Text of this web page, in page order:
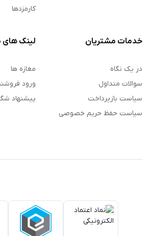
کارمزدها
خدمات مشتریان
در یک نگاه
سوالات متداول
سیاست بازپرداخت
سیاست حفظ حریم خصوصی
لینک های
مغازه ها
ورود
پیشنهاد